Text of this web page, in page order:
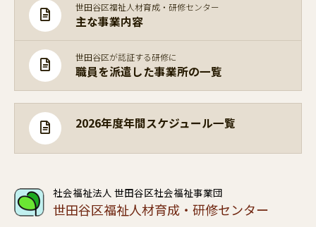
世田谷区福祉人材育成・研修センター
主な事業内容
世田谷区が認証する研修に
職員を派遣した事業所の一覧
2026年度年間スケジュール一覧
社会福祉法人 世田谷区社会福祉事業団
世田谷区福祉人材育成・研修センター